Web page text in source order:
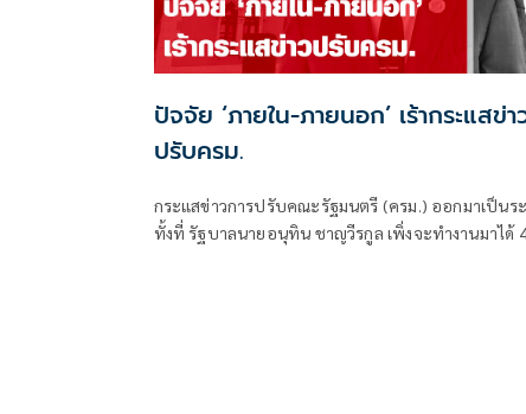
ปัจจัย ‘ภายใน-ภายนอก’ เร้ากระแสข่า
ปรับครม.
กระแสข่าวการปรับคณะรัฐมนตรี (ครม.) ออกมาเป็นร
ทั้งที่ รัฐบาลนายอนุทิน ชาญวีรกูล เพิ่งจะทำงานมาได้